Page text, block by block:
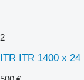
2
ITR ITR 1400 x 24